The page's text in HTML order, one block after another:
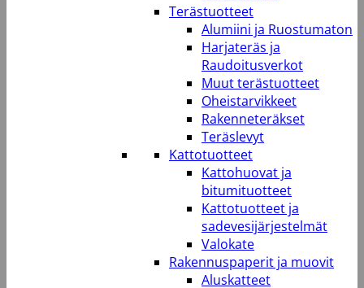
Terästuotteet
Alumiini ja Ruostumaton
Harjateräs ja
Raudoitusverkot
Muut terästuotteet
Oheistarvikkeet
Rakenneteräkset
Teräslevyt
Kattotuotteet
Kattohuovat ja
bitumituotteet
Kattotuotteet ja
sadevesijärjestelmät
Valokate
Rakennuspaperit ja muovit
Aluskatteet